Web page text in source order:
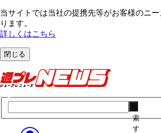
当サイトでは当社の提携先等がお客様のニ
ります。
詳しくはこちら
閉じる
索
す